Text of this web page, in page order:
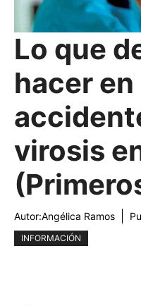
Lo que
hacer
virosis
Autor:Angélica Ramos
INFORMACIÓN